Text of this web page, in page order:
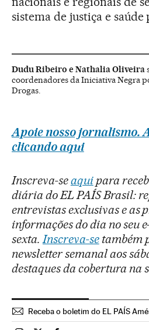
sistema de justiça e saúde
Dudu Ribeiro e Nathalia Oliveira
coordenadores da Iniciativa Negra
Drogas.
Apoie nosso jornalismo.
clicando aqui
Inscreva-seaquipara
diária do EL PAÍS Brasil:
entrevistas exclusivas e as
informações do dia no seu
sexta. Inscreva-setambém
newsletter semanal aos
destaques da cobertura na
Receba o boletim do EL PAÍS